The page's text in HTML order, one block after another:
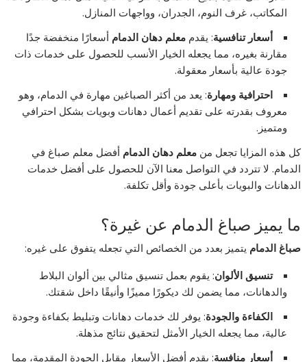
المكاتب، غرف النوم، الجدران، وواجهات المنازل.
أسعار تنافسية: يقدممعلم دهان الدمام أسعارًا منخفضة جدًا
مقارنة بغيره، مما يجعله الخيار الأنسب للحصول على خدمات ذات
جودة عالية بأسعار معقولة.
احترافية ومهارة: يعد من أكثر الصباغين مهارة في الدمام، وهو
معروف بقدرته على تقديم أعمال دهانات وبويات بشكل احترافي
ومتميز.
كل هذه المزايا تجعل منمعلم دهان الدمام أفضل معلم صباغ في
الدمام. لا تتردد في التواصل معنا الآن للحصول على أفضل خدمات
الدهانات والبويات بأعلى جودة وأقل تكلفة.
ما يميز صباغ الدمام عن غيرة؟
صباغ الدمام يتميز بعدد من الخصائص التي تجعله يتفوق على غيره:
تنسيق الألوان: يقوم بعمل تنسيق مثالي بين ألوان البلاط
والدهانات، مما يضمن لك ديكورًا مميزًا وأنيقًا داخل شقتك.
الكفاءة والجودة: يوفر لك خدمات دهانات وتبليط بكفاءة وجودة
عالية، مما يجعله الخيار الأمثل لتحقيق نتائج مذهلة.
أسعار منافسة: يقدم أفضل الأسعار مقابل الجودة المقدمة، مما